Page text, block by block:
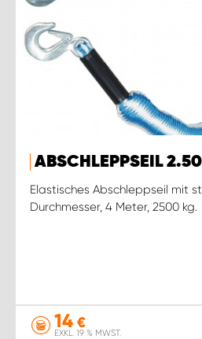
ABSCHLEPPSEIL
Elastisches Abschleppseil mit
Durchmesser, 4 Meter, 2500 kg.
14 €
EXKL. 19 % MWST.